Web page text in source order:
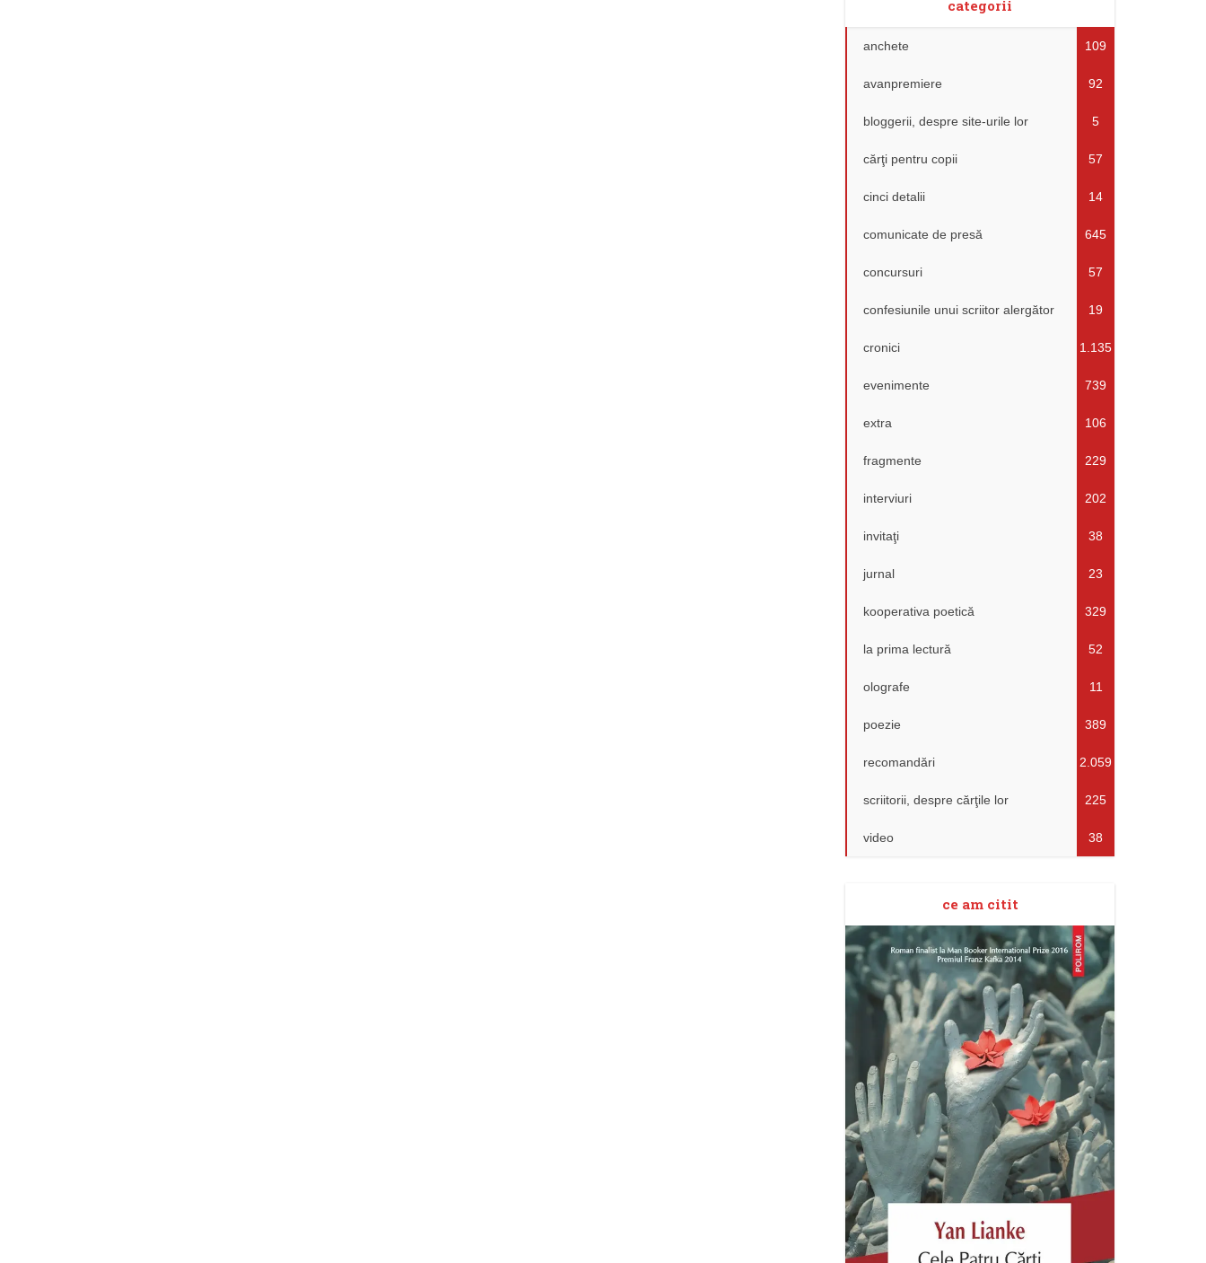
categorii
anchete 109
avanpremiere 92
bloggerii, despre site-urile lor 5
cărţi pentru copii 57
cinci detalii 14
comunicate de presă 645
concursuri 57
confesiunile unui scriitor alergător 19
cronici 1.135
evenimente 739
extra 106
fragmente 229
interviuri 202
invitaţi 38
jurnal 23
kooperativa poetică 329
la prima lectură 52
olografe 11
poezie 389
recomandări 2.059
scriitorii, despre cărţile lor 225
video 38
ce am citit